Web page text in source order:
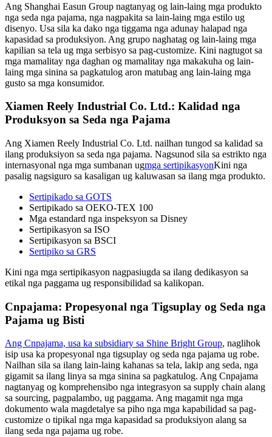
Ang Shanghai Easun Group nagtanyag og lain-laing mga produkto
nga seda nga pajama, nga nagpakita sa lain-laing mga estilo ug
disenyo. Usa sila ka dako nga tiggama nga adunay halapad nga
kapasidad sa produksiyon. Ang grupo naghatag og lain-laing mga
kapilian sa tela ug mga serbisyo sa pag-customize. Kini nagtugot sa
mga mamalitay nga daghan og mamalitay nga makakuha og lain-
laing mga sinina sa pagkatulog aron matubag ang lain-laing mga
gusto sa mga konsumidor.
Xiamen Reely Industrial Co. Ltd.: Kalidad nga
Produksyon sa Seda nga Pajama
Ang Xiamen Reely Industrial Co. Ltd. nailhan tungod sa kalidad sa
ilang produksiyon sa seda nga pajama. Nagsunod sila sa estrikto nga
internasyonal nga mga sumbanan ugmga sertipikasyonKini nga
pasalig nagsiguro sa kasaligan ug kaluwasan sa ilang mga produkto.
Sertipikado sa GOTS
Sertipikado sa OEKO-TEX 100
Mga estandard nga inspeksyon sa Disney
Sertipikasyon sa ISO
Sertipikasyon sa BSCI
Sertipiko sa GRS
Kini nga mga sertipikasyon nagpasiugda sa ilang dedikasyon sa
etikal nga paggama ug responsibilidad sa kalikopan.
Cnpajama: Propesyonal nga Tigsuplay og Seda nga
Pajama ug Bisti
Ang Cnpajama, usa ka subsidiary sa Shine Bright Group, naglihok
isip usa ka propesyonal nga tigsuplay og seda nga pajama ug robe.
Nailhan sila sa ilang lain-laing kahanas sa tela, lakip ang seda, nga
gigamit sa ilang linya sa mga sinina sa pagkatulog. Ang Cnpajama
nagtanyag og komprehensibo nga integrasyon sa supply chain alang
sa sourcing, pagpalambo, ug paggama. Ang magamit nga mga
dokumento wala magdetalye sa piho nga mga kapabilidad sa pag-
customize o tipikal nga mga kapasidad sa produksiyon alang sa
ilang seda nga pajama ug robe.